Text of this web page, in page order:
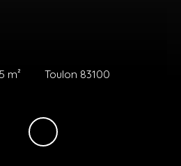
m² Toulon 83100